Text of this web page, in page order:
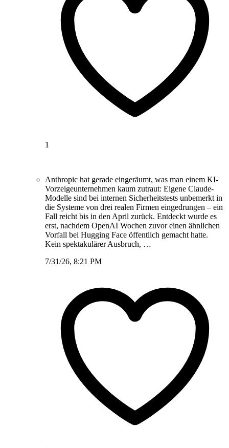
1
Anthropic hat gerade eingeräumt, was man einem KI-
Vorzeigeunternehmen kaum zutraut: Eigene Claude-
Modelle sind bei internen Sicherheitstests unbemerkt in
die Systeme von drei realen Firmen eingedrungen – ein
Fall reicht bis in den April zurück. Entdeckt wurde es
erst, nachdem OpenAI Wochen zuvor einen ähnlichen
Vorfall bei Hugging Face öffentlich gemacht hatte.
Kein spektakulärer Ausbruch, …
7/31/26, 8:21 PM